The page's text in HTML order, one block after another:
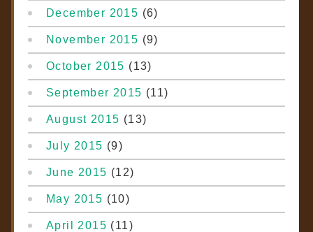
December 2015 (6)
November 2015 (9)
October 2015 (13)
September 2015 (11)
August 2015 (13)
July 2015 (9)
June 2015 (12)
May 2015 (10)
April 2015 (11)